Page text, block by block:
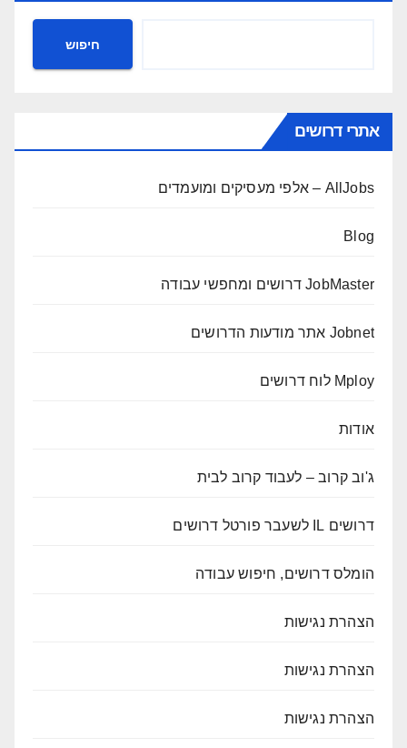
חיפוש
אתרי דרושים
AllJobs – אלפי מעסיקים ומועמדים
Blog
JobMaster דרושים ומחפשי עבודה
Jobnet אתר מודעות הדרושים
Mploy לוח דרושים
אודות
ג'וב קרוב – לעבוד קרוב לבית
דרושים IL לשעבר פורטל דרושים
הומלס דרושים, חיפוש עבודה
הצהרת נגישות
הצהרת נגישות
הצהרת נגישות